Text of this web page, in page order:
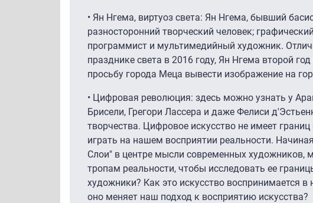
• Ян Нгема, виртуоз света: Ян Нгема, бывший
разносторонний творческий человек;
программист и мультимедийный художник.
празднике света в 2016 году, Ян Нгема второй
просьбу города Меца вывести изображение на
• Цифровая революция: здесь можно узнать у
Брисели, Грегори Лассера и даже Фелиси
творчества. Цифровое искусство не имеет
играть на нашем восприятии реальности.
Слои" в центре мысли современных художников,
тропам реальности, чтобы исследовать ее
художники? Как это искусство воспринимается
оно меняет наш подход к восприятию искусства?